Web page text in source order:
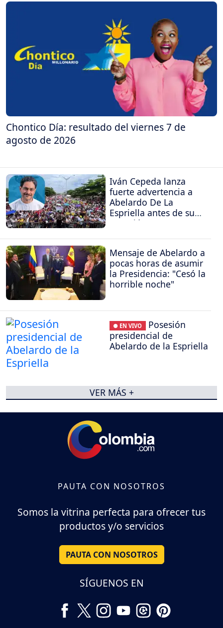
Chontico Día: resultado del viernes 7 de
agosto de 2026
Iván Cepeda lanza
fuerte advertencia a
Abelardo De La
Espriella antes de su
posesión
Mensaje de Abelardo a
pocas horas de asumir
la Presidencia: "Cesó la
horrible noche"
● EN VIVO
Posesión
presidencial de
Abelardo de la Espriella
VER MÁS +
PAUTA CON NOSOTROS
Somos la vitrina perfecta para ofrecer tus
productos y/o servicios
PAUTA CON NOSOTROS
SÍGUENOS EN